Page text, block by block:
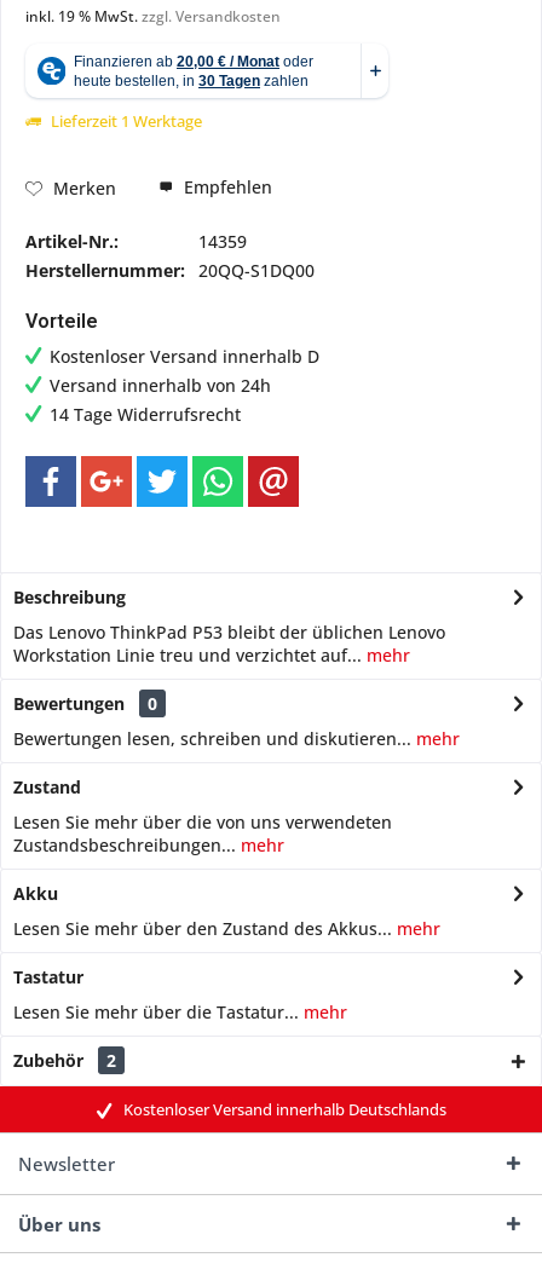
inkl. 19 % MwSt.zzgl. Versandkosten
Lieferzeit 1 Werktage
Merken Empfehlen
Artikel-Nr.:
14359
Herstellernummer: 20QQ-S1DQ00
Vorteile
Kostenloser Versand innerhalb D
Versand innerhalb von 24h
14 Tage Widerrufsrecht
Beschreibung
Das Lenovo ThinkPad P53 bleibt der üblichen Lenovo
Workstation Linie treu und verzichtet auf... mehr
Bewertungen
0
Bewertungen lesen, schreiben und diskutieren... mehr
Zustand
Lesen Sie mehr über die von uns verwendeten
Zustandsbeschreibungen... mehr
Akku
Lesen Sie mehr über den Zustand des Akkus... mehr
Tastatur
Lesen Sie mehr über die Tastatur... mehr
Zubehör 2
Kostenloser Versand innerhalb Deutschlands
Newsletter
Über uns